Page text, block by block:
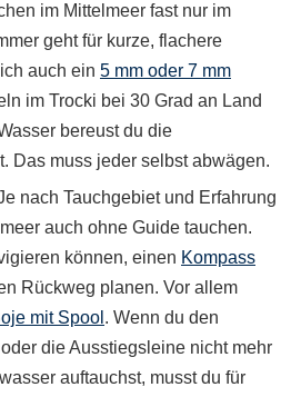
im Mittelmeer fast nur im
geht für kurze, flachere
auch ein 5 mm oder 7 mm
im Trocki bei 30 Grad an Land
bereust du die
Das muss jeder selbst abwägen.
nach Tauchgebiet und Erfahrung
auch ohne Guide tauchen.
können, einen Kompass
Rückweg planen. Vor allem
mit Spool . Wenn du den
die Ausstiegsleine nicht mehr
auftauchst, musst du für